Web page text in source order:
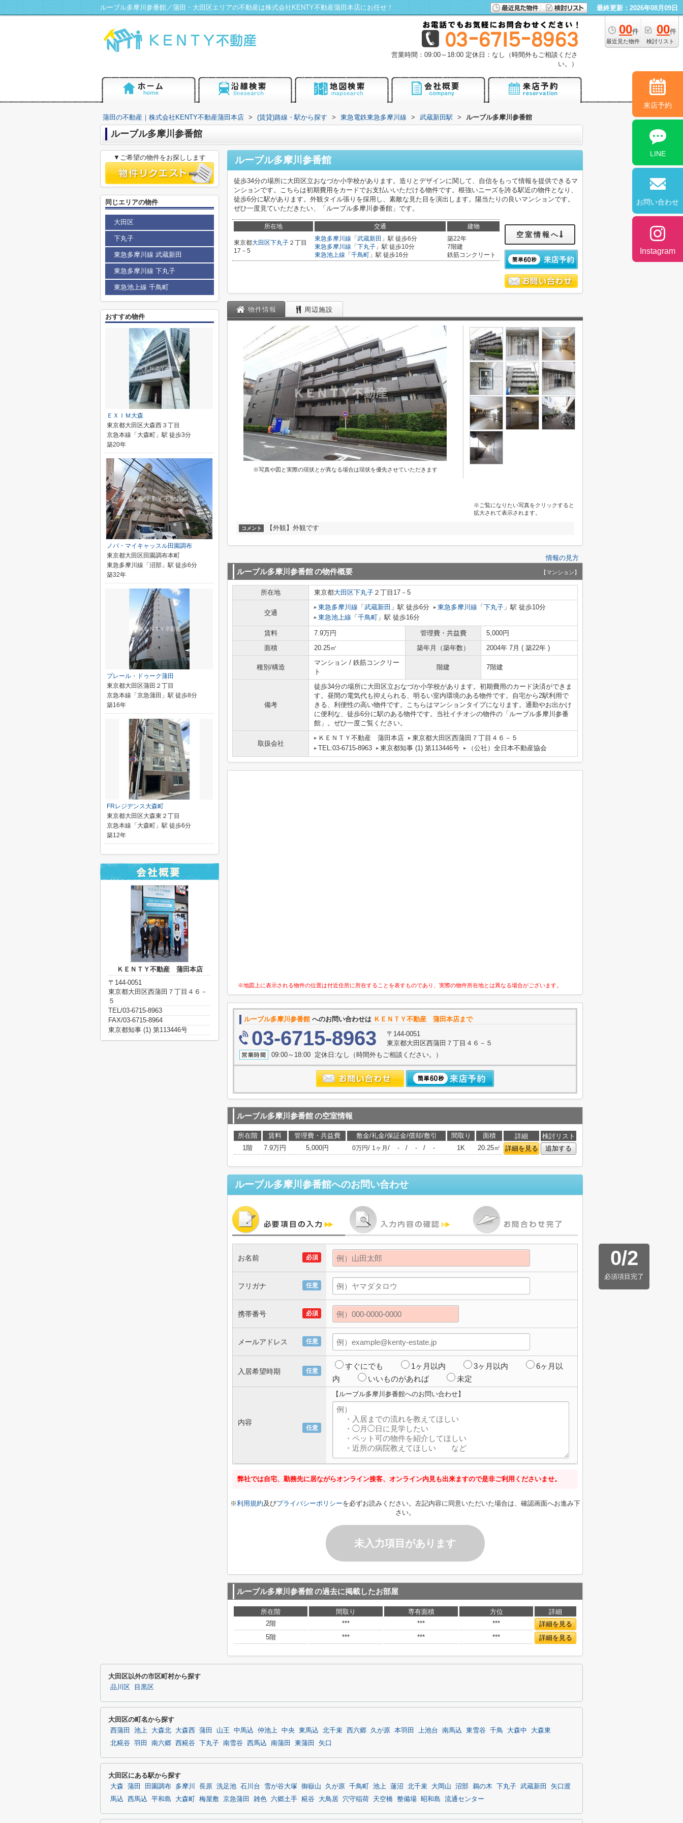
ルーブル多摩川参番館／蒲田・大田区エリアの不動産は株式会社KENTY不動産蒲田本店にお任せ！ 最終更新：2026年08月09日
00件
最近見た物件
00件
検討リスト
営業時間：09:00～18:00 定休日：なし（時間外もご相談くださ
い。）
蒲田の不動産｜株式会社KENTY不動産蒲田本店 > (賃貸)路線・駅から探す > 東急電鉄東急多摩川線 > 武蔵新田駅 > ルーブル多摩川参番館
ルーブル多摩川参番館
ルーブル多摩川参番館
徒歩34分の場所に大田区立おなづか小学校があります。造りとデザインに関して、自信をもって情報を提供できるマ
ンションです。こちらは初期費用をカードでお支払いいただける物件です。根強いニーズを誇る駅近の物件となり、
徒歩6分に駅があります。外観タイル張りを採用し、素敵な見た目を演出します。陽当たりの良いマンションです。
ぜひ一度見ていただきたい、「ルーブル多摩川参番館」です。
所在地 交通 建物
東京都大田区下丸子 ２丁目
17－5
東急多摩川線 「 武蔵新田 」駅 徒歩6分
東急多摩川線 「 下丸子 」駅 徒歩10分
東急池上線 「 千鳥町 」駅 徒歩16分
築22年
7階建
鉄筋コンクリート
空室情報へ
物件情報 周辺施設
※写真や図と実際の現状とが異なる場合は現状を優先させていただきます
※ご覧になりたい写真をクリックすると
拡大されて表示されます。
コメント 【外観】外観です
情報の見方
ルーブル多摩川参番館の物件概要 【マンション】
所在地 東京都大田区下丸子 ２丁目17－5
交通
東急多摩川線 「 武蔵新田 」駅 徒歩6分 東急多摩川線 「 下丸子 」駅 徒歩10分
東急池上線 「 千鳥町 」駅 徒歩16分
賃料 7.9万円 管理費・共益費
5,000円
面積
20.25㎡ 築年月（築年数） 2004年 7月 ( 築22年 )
種別/構造
マンション / 鉄筋コンクリー
ト
階建 7階建
備考
徒歩34分の場所に大田区立おなづか小学校があります。初期費用のカード決済ができま
す。昼間の電気代も抑えられる、明るい室内環境のある物件です。自宅から2駅利用で
きる、利便性の高い物件です。こちらはマンションタイプになります。通勤やお出かけ
に便利な、徒歩6分に駅のある物件です。当社イチオシの物件の「ルーブル多摩川参番
館」。ぜひ一度ご覧ください。
取扱会社
ＫＥＮＴＹ不動産 蒲田本店
東京都大田区西蒲田７丁目４６－５
TEL:03-6715-8963
東京都知事 (1) 第113446号 （公社）全日本不動産協会
※地図上に表示される物件の位置は付近住所に所在することを表すものであり、実際の物件所在地とは異なる場合がございます。
ルーブル多摩川参番館 へのお問い合わせは ＫＥＮＴＹ不動産 蒲田本店まで
03-6715-8963
〒144-0051
東京都大田区西蒲田７丁目４６－５
09:00～18:00 定休日:なし（時間外もご相談ください。）
ルーブル多摩川参番館の空室情報
所在階 賃料 管理費・共益費 敷金/礼金/保証金/償却/敷引 間取り 面積 詳細
検討リスト
1階
7.9万円 5,000円 0万円/ 1ヶ月 / - / - / - 1K 20.25㎡ 詳細を見る 追加する
ルーブル多摩川参番館へのお問い合わせ
0/2
必須項目完了
必須
お名前
任意
フリガナ
必須
携帯番号
任意
メールアドレス
任意
入居希望時期
すぐにでも 1ヶ月以内 3ヶ月以内
6ヶ月以
内
いいものがあれば 未定
任意
内容
【ルーブル多摩川参番館へのお問い合わせ】
弊社では自宅、勤務先に居ながらオンライン接客、オンライン内見も出来ますので是非ご利用くださいませ。
※利用規約及びプライバシーポリシーを必ずお読みください。左記内容に同意いただいた場合は、確認画面へお進み下
さい。
未入力項目があります
ルーブル多摩川参番館の過去に掲載したお部屋
所在階 間取り 専有面積 方位
詳細
2階
*** *** ***
詳細を見る
5階
*** *** *** 詳細を見る
▼ご希望の物件をお探しします
同じエリアの物件
大田区
下丸子
東急多摩川線 武蔵新田
東急多摩川線 下丸子
東急池上線 千鳥町
おすすめ物件
ＥＸＩＭ大森
東京都大田区大森西３丁目
京急本線「大森町」駅 徒歩3分
築20年
ノバ・マイキャッスル田園調布
東京都大田区田園調布本町
東急多摩川線「沼部」駅 徒歩6分
築32年
プレール・ドゥーク蒲田
東京都大田区蒲田２丁目
京急本線「京急蒲田」駅 徒歩8分
築16年
FRレジデンス大森町
東京都大田区大森東２丁目
京急本線「大森町」駅 徒歩6分
築12年
ＫＥＮＴＹ不動産 蒲田本店
〒144-0051
東京都大田区西蒲田７丁目４６－
５
TEL/03-6715-8963
FAX/03-6715-8964
東京都知事 (1) 第113446号
大田区以外の市区町村から探す
品川区 目黒区
大田区の町名から探す
西蒲田 池上 大森北 大森西 蒲田 山王 中馬込 仲池上 中央 東馬込 北千束 西六郷 久が原 本羽田 上池台 南馬込 東雪谷 千鳥 大森中
大森東
北糀谷 羽田 南六郷 西糀谷 下丸子 南雪谷 西馬込 南蒲田 東蒲田 矢口
大田区にある駅から探す
大森 蒲田 田園調布 多摩川 長原 洗足池 石川台 雪が谷大塚 御嶽山 久が原 千鳥町 池上 蓮沼 北千束 大岡山 沼部 鵜の木 下丸子 武蔵新田
矢口渡
馬込
西馬込 平和島 大森町 梅屋敷 京急蒲田 雑色 六郷土手 糀谷 大鳥居 穴守稲荷 天空橋 整備場 昭和島 流通センター
来店予約
LINE
お問い合わせ
Instagram